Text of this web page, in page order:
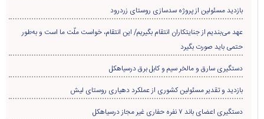
بازدید مسئولین از پروژه سدسازی روستای زردرود
عهد می‌بندیم از جنایتکاران انتقام بگیریم/ این انتقام، خواست ملّت ما است و به‌طور
حتمی باید صورت بگیرد
دستگیری سارق و مالخر سیم و کابل برق درسیاهکل
بازدید و تقدیر مسئولین کشوری از عملکرد دهیاری روستای لیش
دستگیری اعضای باند ۷ نفره حفاری غير مجاز درسیاهکل